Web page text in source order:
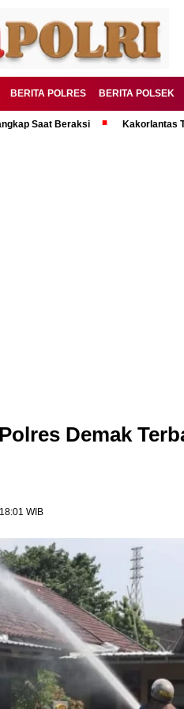
BERITA POLRES BERITA POLSEK
Beraksi Kakorlantas Tekankan
Demak
WIB